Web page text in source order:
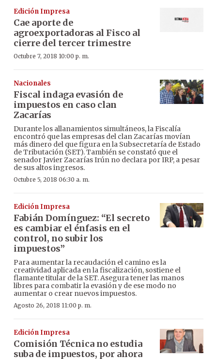
Edición Impresa
Cae aporte de
agroexportadoras al Fisco al
cierre del tercer trimestre
Octubre 7, 2018 10:00 p. m.
Nacionales
Fiscal indaga evasión de
impuestos en caso clan
Zacarías
Durante los allanamientos simultáneos, la Fiscalía
encontró que las empresas del clan Zacarías movían
más dinero del que figura en la Subsecretaría de Estado
de Tributación (SET). También se constató que el
senador Javier Zacarías Irún no declara por IRP, a pesar
de sus altos ingresos.
Octubre 5, 2018 06:30 a. m.
Edición Impresa
Fabián Domínguez: “El secreto
es cambiar el énfasis en el
control, no subir los
impuestos”
Para aumentar la recaudación el camino es la
creatividad aplicada en la fiscalización, sostiene el
flamante titular de la SET. Asegura tener las manos
libres para combatir la evasión y de ese modo no
aumentar o crear nuevos impuestos.
Agosto 26, 2018 11:00 p. m.
Edición Impresa
Comisión Técnica no estudia
suba de impuestos, por ahora